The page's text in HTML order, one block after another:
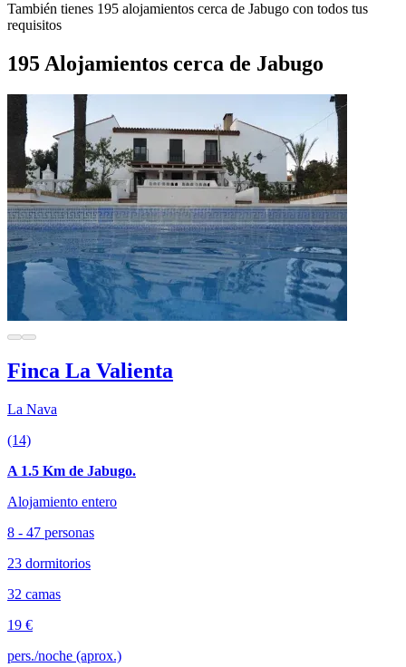
También tienes 195 alojamientos cerca de Jabugo con todos tus
requisitos
195 Alojamientos cerca de Jabugo
Finca La Valienta
La Nava
(14)
A 1.5 Km de Jabugo.
Alojamiento entero
8 - 47 personas
23 dormitorios
32 camas
19 €
pers./noche (aprox.)